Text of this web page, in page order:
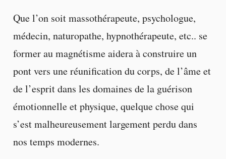
Que l’on soit massothérapeute, psychologue,
médecin, naturopathe, hypnothérapeute, etc.. se
former au magnétisme aidera à construire un
pont vers une réunification du corps, de l’âme et
de l’esprit dans les domaines de la guérison
émotionnelle et physique, quelque chose qui
s’est malheureusement largement perdu dans
nos temps modernes.